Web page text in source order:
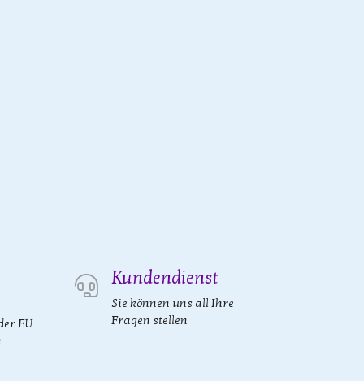
EU
Kundendienst
Sie können uns all Ihre
Fragen stellen